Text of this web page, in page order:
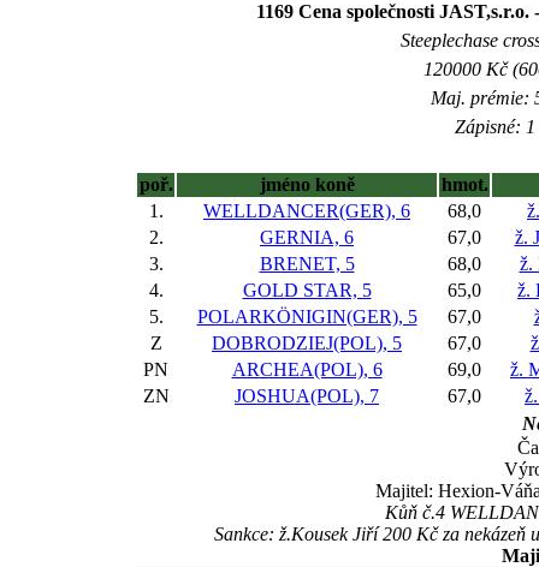
1169 Cena společnosti
Steeplechase
120000 Kč
Maj. prémie:
Zápisné:
poř. jméno koně
hmot.
1.
WELLDANCER(GER), 6 68,0
2.
GERNIA, 6 67,0
ž.
3.
BRENET, 5 68,0
ž.
4.
GOLD STAR, 5 65,0
ž.
5.
POLARKÖNIGIN(GER), 5 67,0
Z
DOBRODZIEJ(POL), 5 67,0
PN
ARCHEA(POL), 6 69,0
ž.
ZN
JOSHUA(POL), 7 67,0
Majitel: Hexion-
Kůň č.4
Sankce: ž.Kousek Jiří 200 Kč za